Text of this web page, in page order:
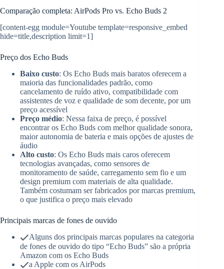
Comparação completa: AirPods Pro vs. Echo Buds 2
[content-egg module=Youtube template=responsive_embed
hide=title,description limit=1]
Preço dos Echo Buds
Baixo custo: Os Echo Buds mais baratos oferecem a
maioria das funcionalidades padrão, como
cancelamento de ruído ativo, compatibilidade com
assistentes de voz e qualidade de som decente, por um
preço acessível
Preço médio: Nessa faixa de preço, é possível
encontrar os Echo Buds com melhor qualidade sonora,
maior autonomia de bateria e mais opções de ajustes de
áudio
Alto custo: Os Echo Buds mais caros oferecem
tecnologias avançadas, como sensores de
monitoramento de saúde, carregamento sem fio e um
design premium com materiais de alta qualidade.
Também costumam ser fabricados por marcas premium,
o que justifica o preço mais elevado
Principais marcas de fones de ouvido
Alguns dos principais marcas populares na categoria
de fones de ouvido do tipo “Echo Buds” são a própria
Amazon com os Echo Buds
a Apple com os AirPods